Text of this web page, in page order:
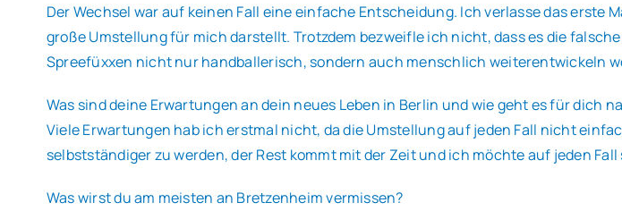
Der Wechsel war auf keinen Fall eine einfache Entscheidung. Ich verlasse das erste
große Umstellung für mich darstellt. Trotzdem bezweifle ich nicht, dass es die
Spreefüxxen nicht nur handballerisch, sondern auch menschlich weiterentwickeln
Was sind deine Erwartungen an dein neues Leben in Berlin und wie geht es für dich
Viele Erwartungen hab ich erstmal nicht, da die Umstellung auf jeden Fall nicht
selbstständiger zu werden, der Rest kommt mit der Zeit und ich möchte auf jeden
Was wirst du am meisten an Bretzenheim vermissen?